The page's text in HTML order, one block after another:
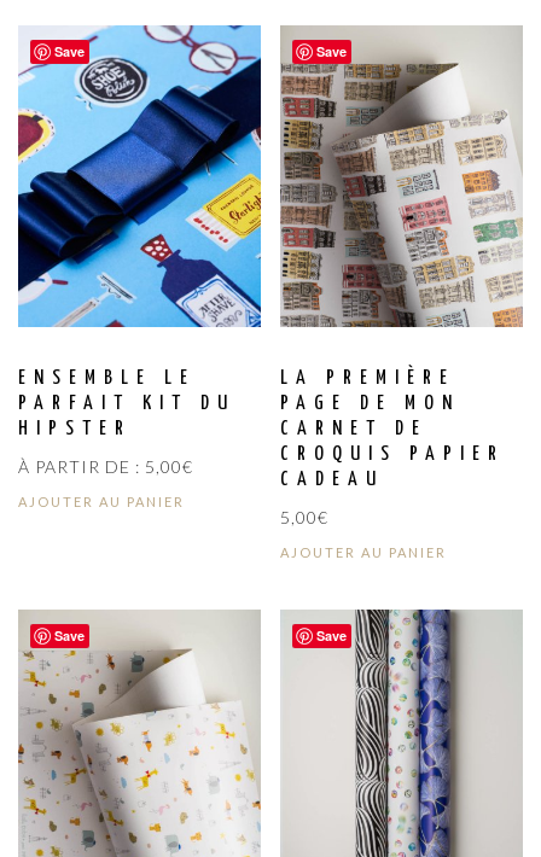
Save
ENSEMBLE LE
PARFAIT KIT DU
HIPSTER
À PARTIR DE : 5,00€
AJOUTER AU PANIER
Save
LA PREMIÈRE
PAGE DE MON
CARNET DE
CROQUIS PAPIER
CADEAU
5,00€
AJOUTER AU PANIER
Save Save